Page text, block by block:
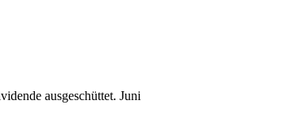
ausgeschüttet. Juni